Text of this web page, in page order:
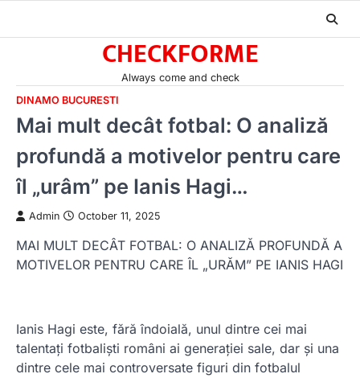
CHECKFORME
Always come and check
DINAMO BUCURESTI
Mai mult decât fotbal: O analiză
profundă a motivelor pentru care
îl „urâm” pe Ianis Hagi…
Admin October 11, 2025
MAI MULT DECÂT FOTBAL: O ANALIZĂ PROFUNDĂ A
MOTIVELOR PENTRU CARE ÎL „URĂM” PE IANIS HAGI
Ianis Hagi este, fără îndoială, unul dintre cei mai
talentați fotbaliști români ai generației sale, dar și una
dintre cele mai controversate figuri din fotbalul